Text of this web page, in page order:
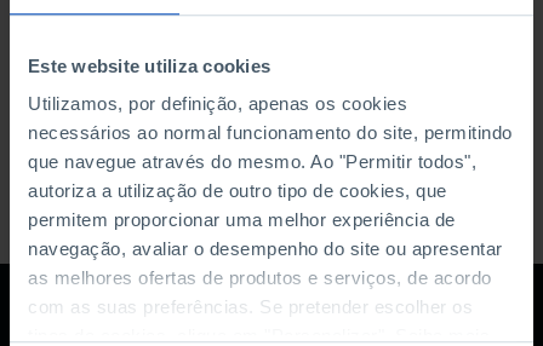
Este website utiliza cookies
Utilizamos, por definição, apenas os cookies
necessários ao normal funcionamento do site, permitindo
que navegue através do mesmo. Ao "Permitir todos",
autoriza a utilização de outro tipo de cookies, que
permitem proporcionar uma melhor experiência de
navegação, avaliar o desempenho do site ou apresentar
as melhores ofertas de produtos e serviços, de acordo
com as suas preferências. Se pretender escolher os